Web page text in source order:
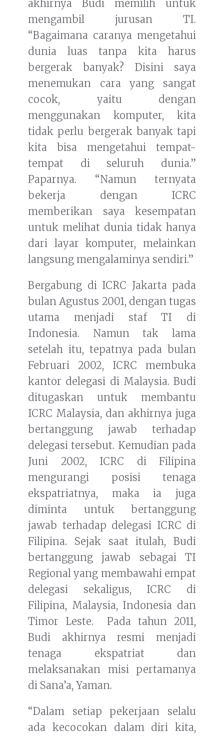
akhirnya Budi memilih untuk
mengambil jurusan TI.
“Bagaimana caranya mengetahui
dunia luas tanpa kita harus
bergerak banyak? Disini saya
menemukan cara yang sangat
cocok, yaitu dengan
menggunakan komputer, kita
tidak perlu bergerak banyak tapi
kita bisa mengetahui tempat-
tempat di seluruh dunia.”
Paparnya. “Namun ternyata
bekerja dengan ICRC
memberikan saya kesempatan
untuk melihat dunia tidak hanya
dari layar komputer, melainkan
langsung mengalaminya sendiri.”
Bergabung di ICRC Jakarta pada
bulan Agustus 2001, dengan tugas
utama menjadi staf TI di
Indonesia. Namun tak lama
setelah itu, tepatnya pada bulan
Februari 2002, ICRC membuka
kantor delegasi di Malaysia. Budi
ditugaskan untuk membantu
ICRC Malaysia, dan akhirnya juga
bertanggung jawab terhadap
delegasi tersebut. Kemudian pada
Juni 2002, ICRC di Filipina
mengurangi posisi tenaga
ekspatriatnya, maka ia juga
diminta untuk bertanggung
jawab terhadap delegasi ICRC di
Filipina. Sejak saat itulah, Budi
bertanggung jawab sebagai TI
Regional yang membawahi empat
delegasi sekaligus, ICRC di
Filipina, Malaysia, Indonesia dan
Timor Leste. Pada tahun 2011,
Budi akhirnya resmi menjadi
tenaga ekspatriat dan
melaksanakan misi pertamanya
di Sana’a, Yaman.
“Dalam setiap pekerjaan selalu
ada kecocokan dalam diri kita,